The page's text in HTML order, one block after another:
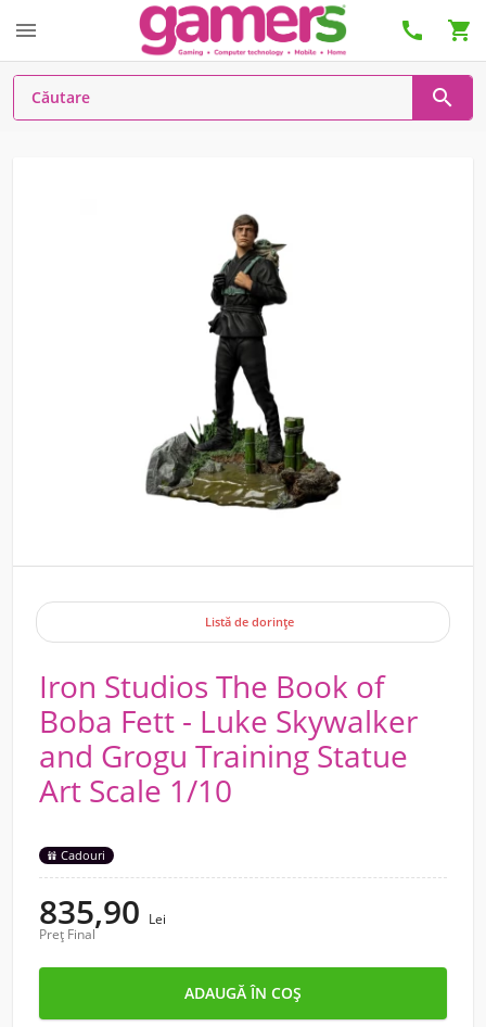
  

Listă de dorințe
Iron Studios The Book of
Boba Fett - Luke Skywalker
and Grogu Training Statue
Art Scale 1/10
Cadouri
835,90 Lei
Preț Final